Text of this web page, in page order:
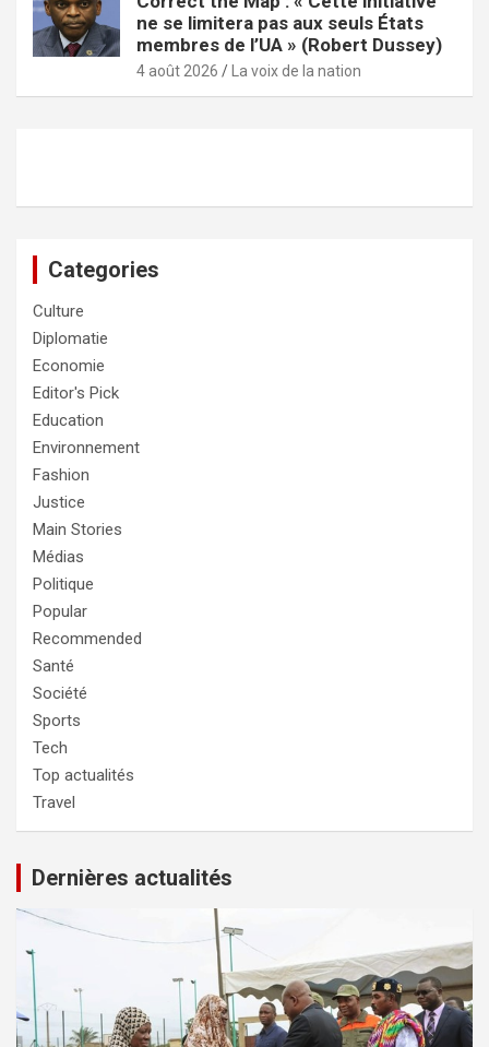
ne se limitera pas aux seuls États
membres de l’UA » (Robert Dussey)
4 août 2026 La voix de la nation
Categories
Culture
Diplomatie
Economie
Editor's Pick
Education
Environnement
Fashion
Justice
Main Stories
Médias
Politique
Popular
Recommended
Santé
Société
Sports
Tech
Top actualités
Travel
Dernières actualités